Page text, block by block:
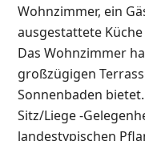
Wohnzimmer, ein
ausgestattete
Das Wohnzimmer
großzügigen
Sonnenbaden
Sitz/Liege -
landestypischen